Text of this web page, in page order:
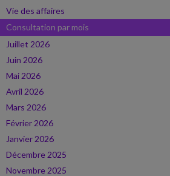
Vie des affaires
Consultation par mois
Juillet 2026
Juin 2026
Mai 2026
Avril 2026
Mars 2026
Février 2026
Janvier 2026
Décembre 2025
Novembre 2025